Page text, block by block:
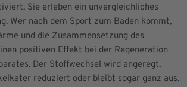
Sie erleben ein unvergleichliches
Wer nach dem Sport zum Baden kommt,
und die Zusammensetzung des
positiven Effekt bei der Regeneration
Der Stoffwechsel wird angeregt,
reduziert oder bleibt sogar ganz aus.